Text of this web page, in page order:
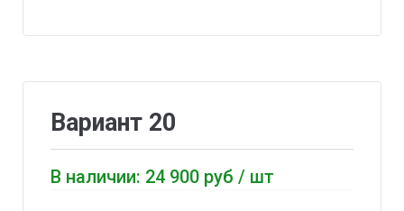
Вариант 20
В наличии: 24 900 руб / шт